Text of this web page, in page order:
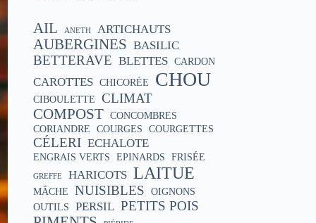
AIL ANETH ARTICHAUTS
AUBERGINES BASILIC
BETTERAVE BLETTES CARDON
CAROTTES CHICORÉE CHOU
CIBOULETTE CLIMAT
COMPOST CONCOMBRES
CORIANDRE
COURGES COURGETTES
CÉLERI ECHALOTE
ENGRAIS VERTS EPINARDS FRISÉE
GREFFE HARICOTS LAITUE
MÂCHE NUISIBLES
OIGNONS
OUTILS
PERSIL PETITS POIS